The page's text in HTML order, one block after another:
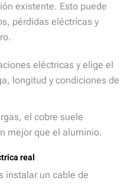
existente. Esto puede
pérdidas eléctricas y
eléctricas y elige el
longitud y condiciones de
el cobre suele
mejor que el aluminio.
real
instalar un cable de